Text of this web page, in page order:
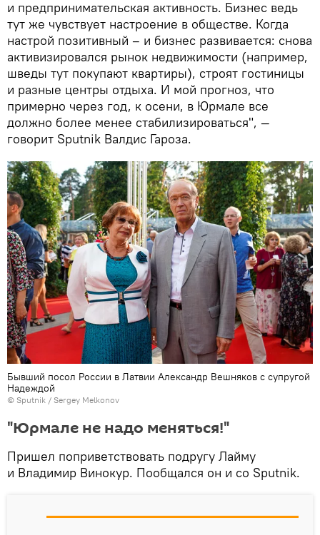
и предпринимательская активность. Бизнес ведь
тут же чувствует настроение в обществе. Когда
настрой позитивный – и бизнес развивается: снова
активизировался рынок недвижимости (например,
шведы тут покупают квартиры), строят гостиницы
и разные центры отдыха. И мой прогноз, что
примерно через год, к осени, в Юрмале все
должно более менее стабилизироваться", —
говорит Sputnik Валдис Гароза.
Бывший посол России в Латвии Александр Вешняков с супругой
Надеждой
© Sputnik / Sergey Melkonov
"Юрмале не надо меняться!"
Пришел поприветствовать подругу Лайму
и Владимир Винокур. Пообщался он и со Sputnik.